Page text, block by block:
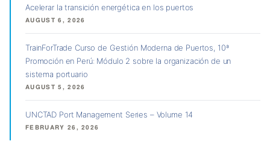
Acelerar la transición energética en los puertos
AUGUST 6, 2026
TrainForTrade Curso de Gestión Moderna de Puertos, 10ª
Promoción en Perú: Módulo 2 sobre la organización de un
sistema portuario
AUGUST 5, 2026
UNCTAD Port Management Series – Volume 14
FEBRUARY 26, 2026